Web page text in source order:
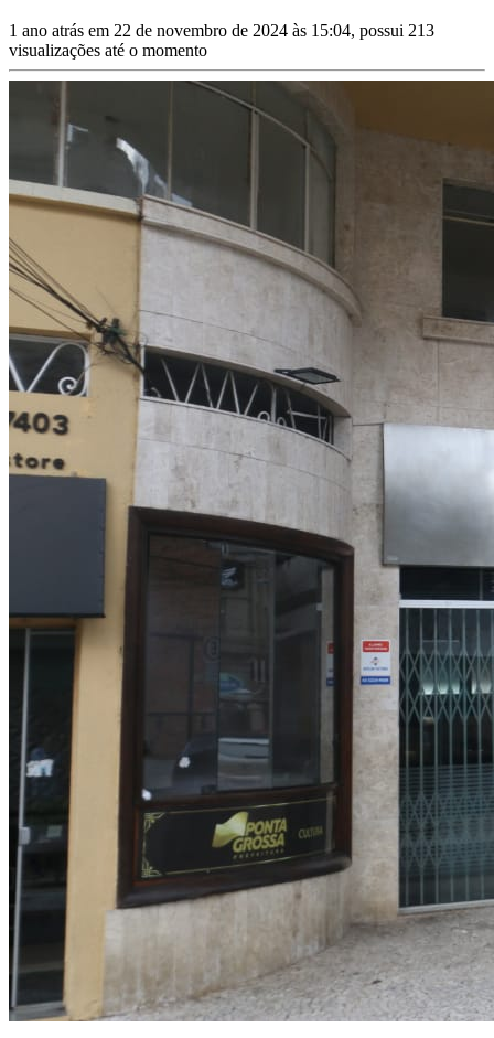
1 ano atrás em 22 de novembro de 2024 às 15:04, possui 213
visualizações até o momento